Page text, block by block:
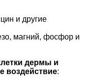
и другие
магний, фосфор и
дермы и
воздействие: